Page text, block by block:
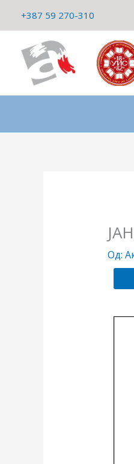
+387 59 270-310
Од: